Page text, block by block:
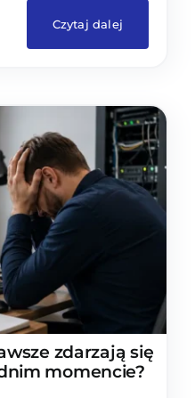
Czytaj dalej
zdarzają się
momencie?